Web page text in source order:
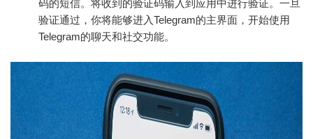
码的短信。将收到的验证码输入到应用中进行验证。一旦
验证通过，你将能够进入Telegram的主界面，开始使用
Telegram的聊天和社交功能。